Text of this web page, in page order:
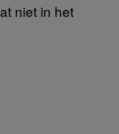
niet in het